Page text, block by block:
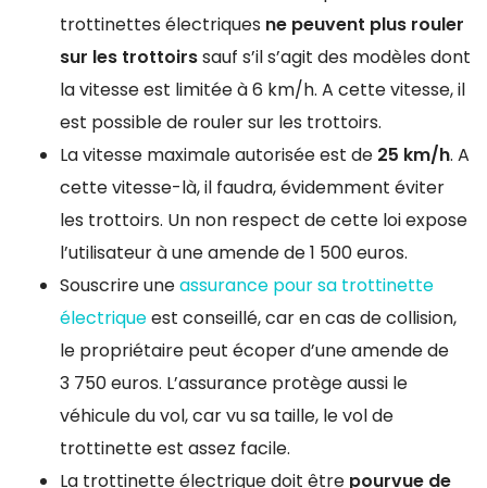
trottinettes électriques ne peuvent plus rouler
sur les trottoirssauf s’il s’agit des modèles dont
la vitesse est limitée à 6 km/h. A cette vitesse, il
est possible de rouler sur les trottoirs.
La vitesse maximale autorisée est de 25 km/h. A
cette vitesse-là, il faudra, évidemment éviter
les trottoirs. Un non respect de cette loi expose
l’utilisateur à une amende de 1 500 euros.
Souscrire uneassurance pour sa trottinette
électriqueest conseillé, car en cas de collision,
le propriétaire peut écoper d’une amende de
3 750 euros. L’assurance protège aussi le
véhicule du vol, car vu sa taille, le vol de
trottinette est assez facile.
La trottinette électrique doit être pourvue de